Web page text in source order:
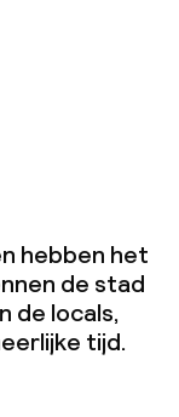
hebben het
de stad
de locals,
tijd.